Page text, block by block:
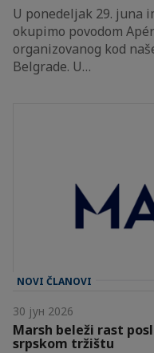
U ponedeljak 29. juna
okupimo povodom
organizovanog kod
Belgrade. U…
NOVI ČLANOVI
30 јун 2026
Marsh beleži rast
srpskom tržištu